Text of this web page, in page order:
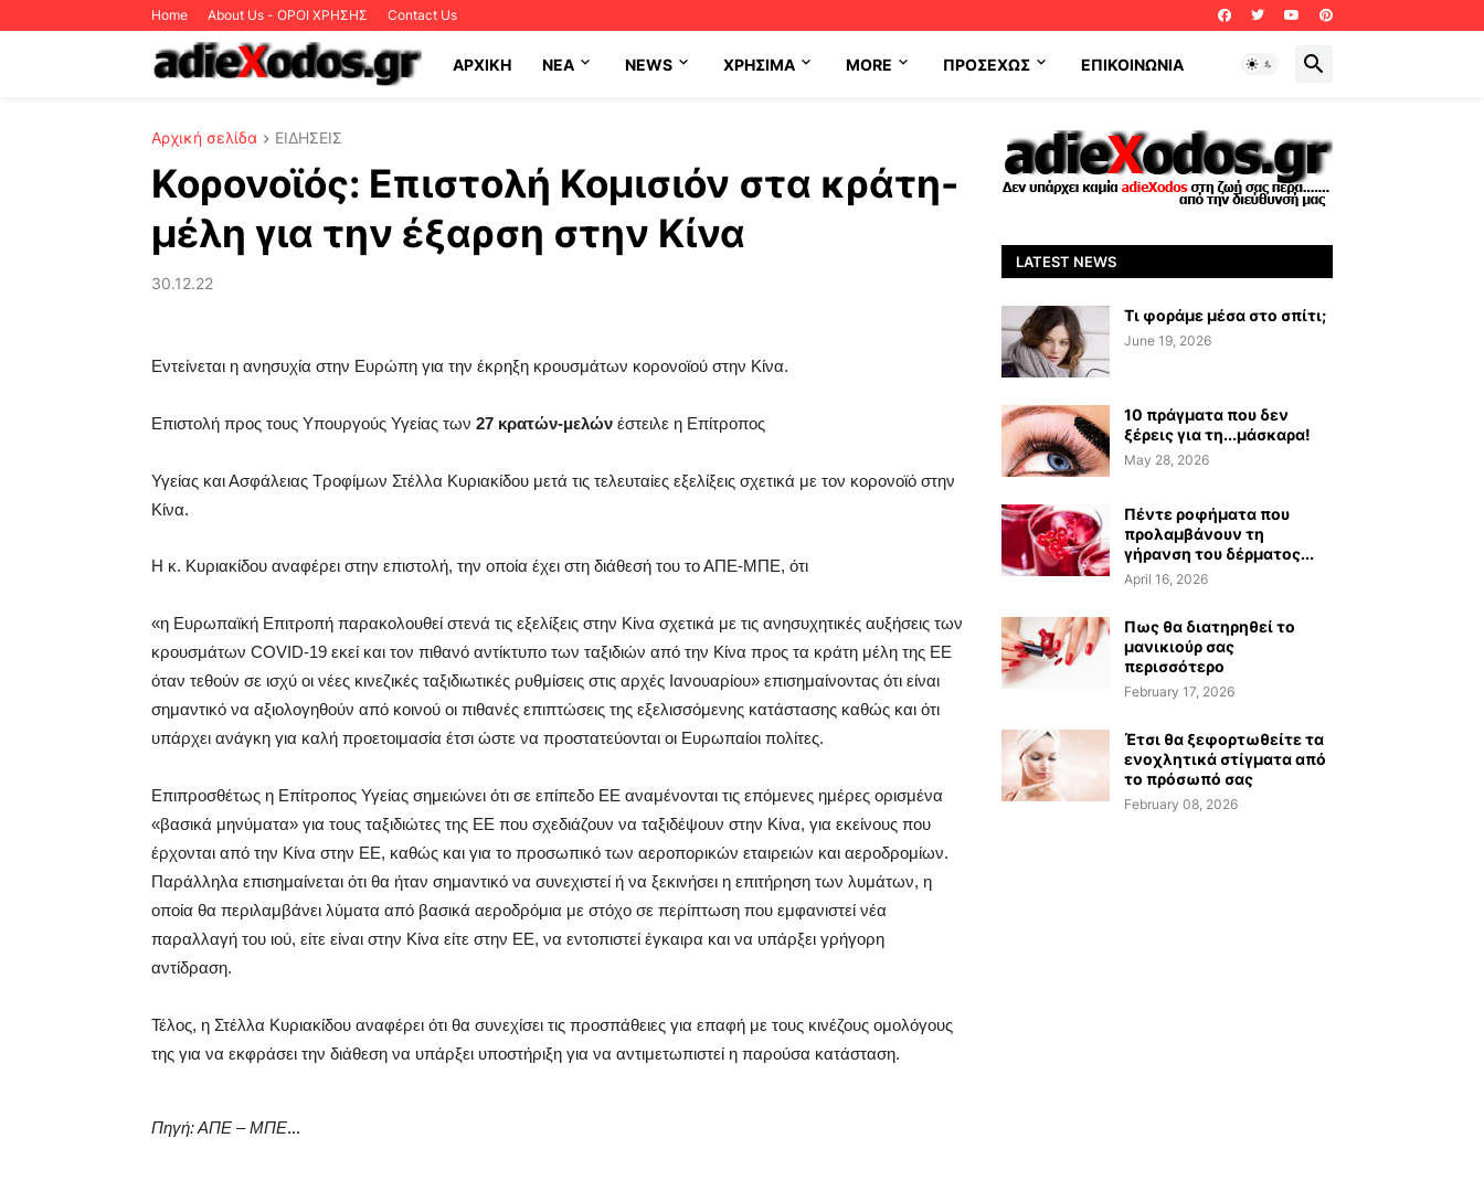
Home About Us - ΟΡΟΙ ΧΡΗΣΗΣ Contact Us
ΑΡΧΙΚΗ NEA NEWS ΧΡΉΣΙΜΑ MORE ΠΡΟΣΕΧΩΣ ΕΠΙΚΟΙΝΩΝΊΑ
Αρχική σελίδα ΕΙΔΗΣΕΙΣ
Κορονοϊός: Επιστολή Κομισιόν στα κράτη-
μέλη για την έξαρση στην Κίνα
30.12.22
Εντείνεται η ανησυχία στην Ευρώπη για την έκρηξη κρουσμάτων κορονοϊού στην Κίνα.
Eπιστολή προς τους Υπουργούς Υγείας των 27 κρατών-μελών έστειλε η Επίτροπος
Υγείας και Ασφάλειας Τροφίμων Στέλλα Κυριακίδου μετά τις τελευταίες εξελίξεις σχετικά με τον κορονοϊό στην
Κίνα.
Η κ. Κυριακίδου αναφέρει στην επιστολή, την οποία έχει στη διάθεσή του το ΑΠΕ-ΜΠΕ, ότι
«η Ευρωπαϊκή Επιτροπή παρακολουθεί στενά τις εξελίξεις στην Κίνα σχετικά με τις ανησυχητικές αυξήσεις των
κρουσμάτων COVID-19 εκεί και τον πιθανό αντίκτυπο των ταξιδιών από την Κίνα προς τα κράτη μέλη της ΕΕ
όταν τεθούν σε ισχύ οι νέες κινεζικές ταξιδιωτικές ρυθμίσεις στις αρχές Ιανουαρίου» επισημαίνοντας ότι είναι
σημαντικό να αξιολογηθούν από κοινού οι πιθανές επιπτώσεις της εξελισσόμενης κατάστασης καθώς και ότι
υπάρχει ανάγκη για καλή προετοιμασία έτσι ώστε να προστατεύονται οι Ευρωπαίοι πολίτες.
Επιπροσθέτως η Επίτροπος Υγείας σημειώνει ότι σε επίπεδο ΕΕ αναμένονται τις επόμενες ημέρες ορισμένα
«βασικά μηνύματα» για τους ταξιδιώτες της ΕΕ που σχεδιάζουν να ταξιδέψουν στην Κίνα, για εκείνους που
έρχονται από την Κίνα στην ΕΕ, καθώς και για το προσωπικό των αεροπορικών εταιρειών και αεροδρομίων.
Παράλληλα επισημαίνεται ότι θα ήταν σημαντικό να συνεχιστεί ή να ξεκινήσει η επιτήρηση των λυμάτων, η
οποία θα περιλαμβάνει λύματα από βασικά αεροδρόμια με στόχο σε περίπτωση που εμφανιστεί νέα
παραλλαγή του ιού, είτε είναι στην Κίνα είτε στην ΕΕ, να εντοπιστεί έγκαιρα και να υπάρξει γρήγορη
αντίδραση.
Τέλος, η Στέλλα Κυριακίδου αναφέρει ότι θα συνεχίσει τις προσπάθειες για επαφή με τους κινέζους ομολόγους
της για να εκφράσει την διάθεση να υπάρξει υποστήριξη για να αντιμετωπιστεί η παρούσα κατάσταση.
Πηγή: ΑΠΕ – ΜΠΕ...
LATEST NEWS
Τι φοράμε μέσα στο σπίτι;
June 19, 2026
10 πράγματα που δεν
ξέρεις για τη...μάσκαρα!
May 28, 2026
Πέντε ροφήματα που
προλαμβάνουν τη
γήρανση του δέρματος...
April 16, 2026
Πως θα διατηρηθεί το
μανικιούρ σας
περισσότερο
February 17, 2026
Έτσι θα ξεφορτωθείτε τα
ενοχλητικά στίγματα από
το πρόσωπό σας
February 08, 2026